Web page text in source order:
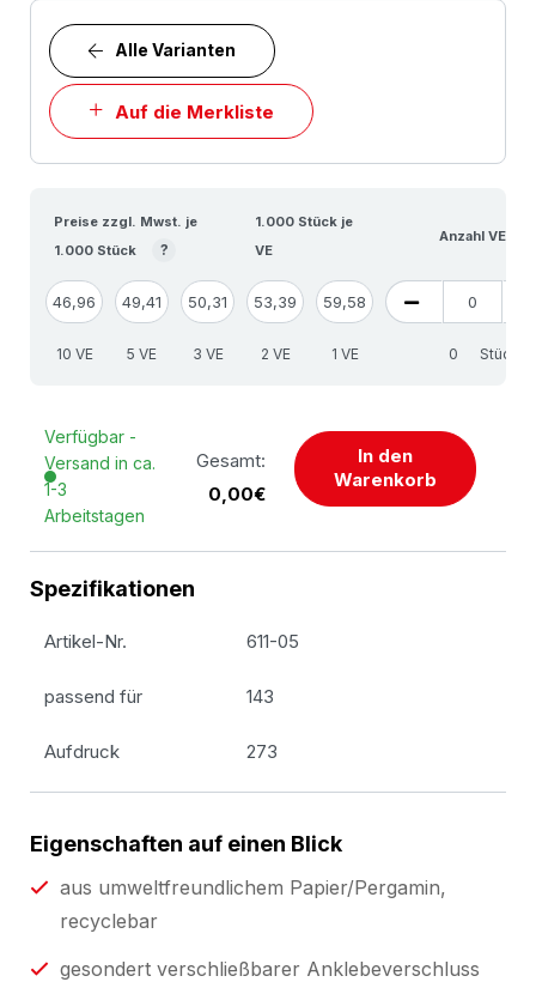
Auf die Merkliste
Alle Varianten
Preise zzgl. Mwst. je
1.000 Stück
?
1.000 Stück je
VE
Anzahl VE
46,96 49,41 50,31 53,39 59,58
10 VE 5 VE 3 VE 2 VE 1 VE Stück
Verfügbar -
Versand in ca.
1-3
Arbeitstagen
Gesamt:
0,00€
In den
Warenkorb
Spezifikationen
Artikel-Nr. 611-05
passend für 143
Aufdruck 273
Eigenschaften auf einen Blick
aus umweltfreundlichem Papier/Pergamin,
recyclebar
gesondert verschließbarer Anklebeverschluss